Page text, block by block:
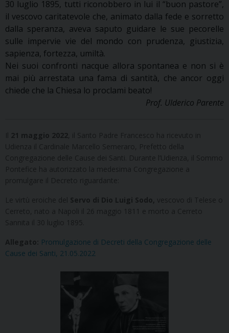
30 luglio 1895, tutti riconobbero in lui il “buon pastore”,
il vescovo caritatevole che, animato dalla fede e sorretto
dalla speranza, aveva saputo guidare le sue pecorelle
sulle impervie vie del mondo con prudenza, giustizia,
sapienza, fortezza, umiltà.
Nei suoi confronti nacque allora spontanea e non si è
mai più arrestata una fama di santità, che ancor oggi
chiede che la Chiesa lo proclami beato!
Prof. Ulderico Parente
Promulgazione di Decreti della Congregazione delle
Cause dei Santi, 21.05.2022